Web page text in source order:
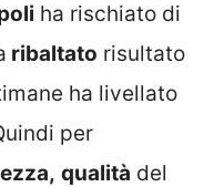
ha rischiato di
ribaltato risultato
ha livellato
per
qualità del